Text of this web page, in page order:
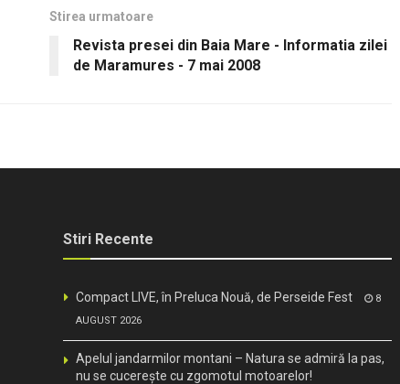
Stirea urmatoare
Revista presei din Baia Mare - Informatia zilei
de Maramures - 7 mai 2008
Stiri Recente
Compact LIVE, în Preluca Nouă, de Perseide Fest
8
AUGUST 2026
Apelul jandarmilor montani – Natura se admiră la pas,
nu se cucerește cu zgomotul motoarelor!